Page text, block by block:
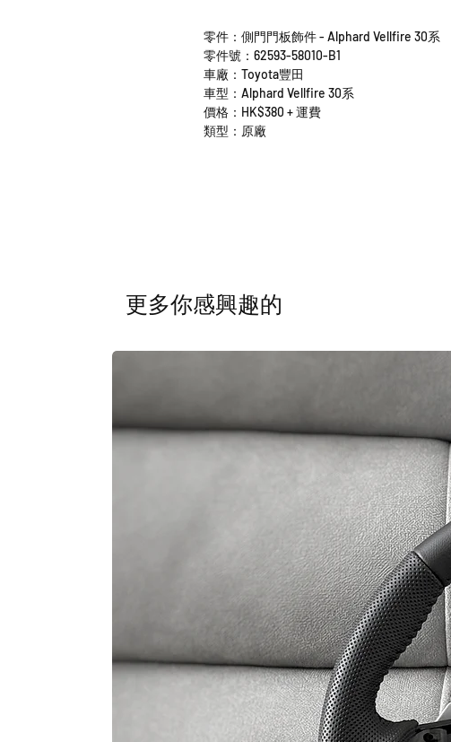
零件：側門門板飾件 - Alphard Vellfire 30系
零件號：62593-58010-B1
車廠：Toyota豐田
車型：Alphard Vellfire 30系
價格：HK$380 + 運費
類型：原廠
​更多你感興趣的